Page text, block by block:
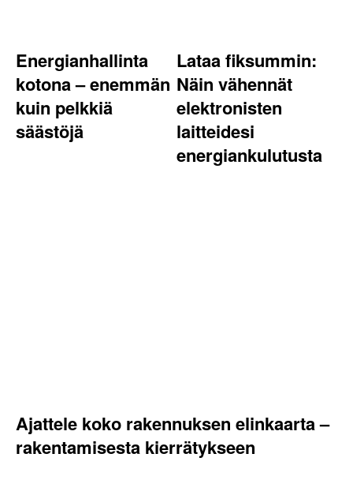
Energianhallinta
kotona – enemmän
kuin pelkkiä
säästöjä
Lataa fiksummin:
Näin vähennät
elektronisten
laitteidesi
energiankulutusta
Ajattele koko rakennuksen elinkaarta –
rakentamisesta kierrätykseen